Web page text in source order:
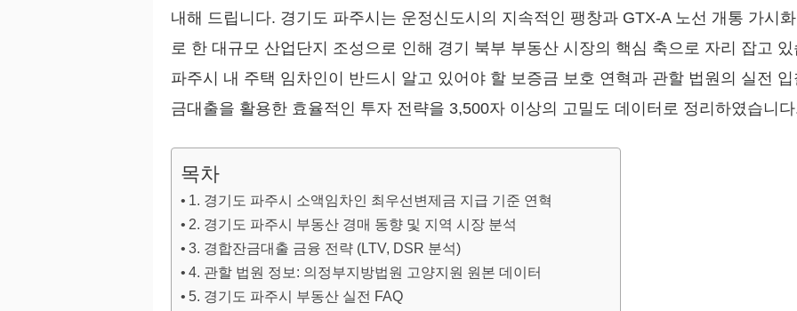
내해 드립니다. 경기도 파주시는 운정신도시의 지속적인 팽창과 GTX-A 노선 개통 가시
로 한 대규모 산업단지 조성으로 인해 경기 북부 부동산 시장의 핵심 축으로 자리 잡고
파주시 내 주택 임차인이 반드시 알고 있어야 할 보증금 보호 연혁과 관할 법원의 실전
금대출을 활용한 효율적인 투자 전략을 3,500자 이상의 고밀도 데이터로 정리하였습니
목차
1. 경기도 파주시 소액임차인 최우선변제금 지급 기준 연혁
2. 경기도 파주시 부동산 경매 동향 및 지역 시장 분석
3. 경합잔금대출 금융 전략 (LTV, DSR 분석)
4. 관할 법원 정보: 의정부지방법원 고양지원 원본 데이터
5. 경기도 파주시 부동산 실전 FAQ